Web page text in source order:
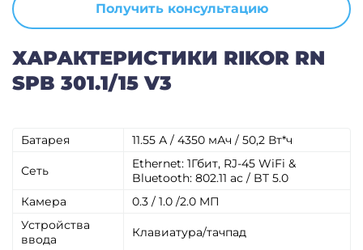
Получить консультацию
ХАРАКТЕРИСТИКИ RIKOR RN
SPB 301.1/15 V3
Батарея 11.55 А / 4350 мАч / 50,2 Вт*ч
Сеть
Ethernet: 1Гбит, RJ-45 WiFi &
Bluetooth: 802.11 aс / BT 5.0
Камера
0.3 / 1.0 /2.0 MП
Устройства
ввода
Клавиатура/тачпад